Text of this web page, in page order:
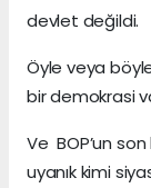
devlet değildi.
Öyle veya
bir demokrasi
Ve BOP’un
uyanık kimi